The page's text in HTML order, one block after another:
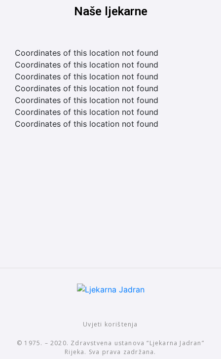
Naše ljekarne
Coordinates of this location not found
Coordinates of this location not found
Coordinates of this location not found
Coordinates of this location not found
Coordinates of this location not found
Coordinates of this location not found
Coordinates of this location not found
Uvjeti korištenja
© 1975. – 2020. Zdravstvena ustanova “Ljekarna Jadran”
Rijeka. Sva prava zadržana.